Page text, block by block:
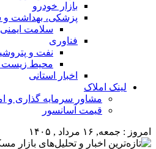
بازار خودرو
پزشکی، بهداشت
سلامت ایمنی HSE
فناوری
نفت و
محیط زیست
اخبار استانی
لینک املاک
مشاور سرمایه گذاری و
قیمت آسانسور
امروز : جمعه, ۱۶ مرداد , ۱۴۰۵